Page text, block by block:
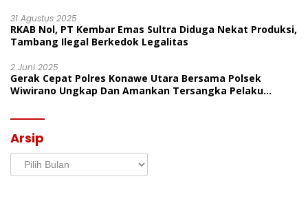
31 Agustus 2025
RKAB Nol, PT Kembar Emas Sultra Diduga Nekat Produksi,
Tambang Ilegal Berkedok Legalitas
2 Juni 2025
Gerak Cepat Polres Konawe Utara Bersama Polsek
Wiwirano Ungkap Dan Amankan Tersangka Pelaku
Arsip
Arsip